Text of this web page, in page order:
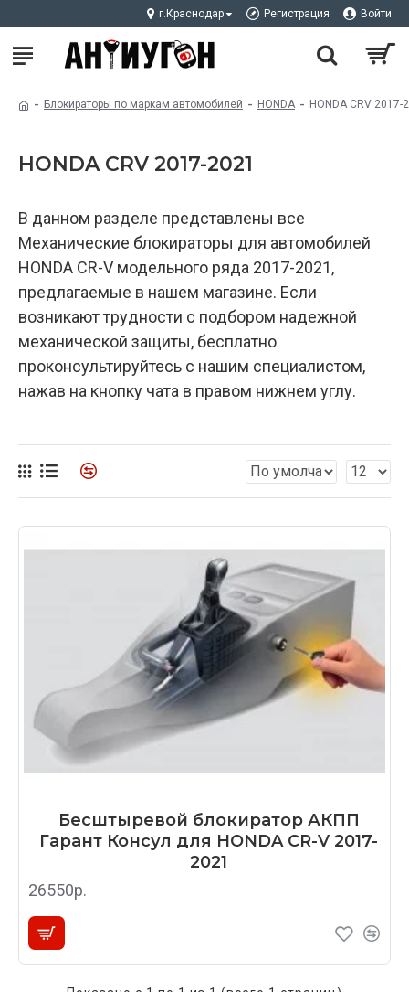
г.Краснодар Регистрация Войти
Блокираторы по маркам автомобилей HONDA HONDA CRV 2017-
HONDA CRV 2017-2021
В данном разделе представлены все
Механические блокираторы для автомобилей
HONDA CR-V модельного ряда 2017-2021,
предлагаемые в нашем магазине. Если
возникают трудности с подбором надежной
механической защиты, бесплатно
проконсультируйтесь с нашим специалистом,
нажав на кнопку чата в правом нижнем углу.
Бесштыревой блокиратор АКПП
Гарант Консул для HONDA CR-V 2017-
2021
26550р.